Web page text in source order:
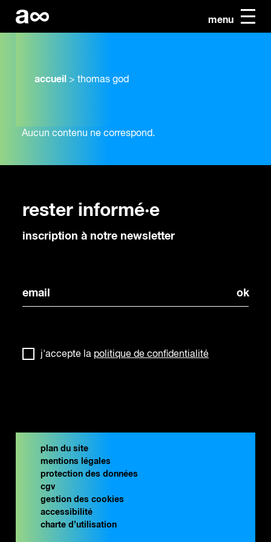
menu
accueil > thomas god
Aucun contenu ne correspond.
rester informé·e
inscription à notre newsletter
j'accepte la politique de confidentialité
plan du site
mentions légales
protection des données
cgv
gestion des cookies
accessibilité
charte d’utilisation